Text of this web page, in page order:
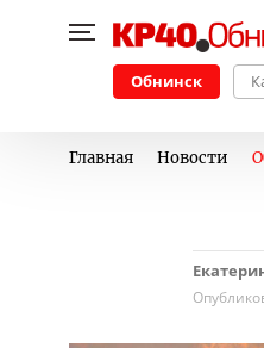
Обнинск
Главная Новости